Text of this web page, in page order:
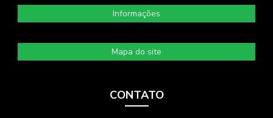
Informações
Mapa do site
CONTATO